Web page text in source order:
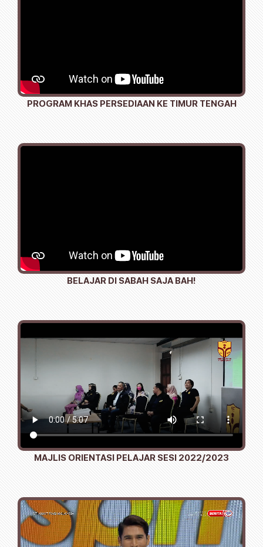
PROGRAM KHAS PERSEDIAAN KE TIMUR TENGAH
BELAJAR DI SABAH SAJA BAH!
MAJLIS ORIENTASI PELAJAR SESI 2022/2023